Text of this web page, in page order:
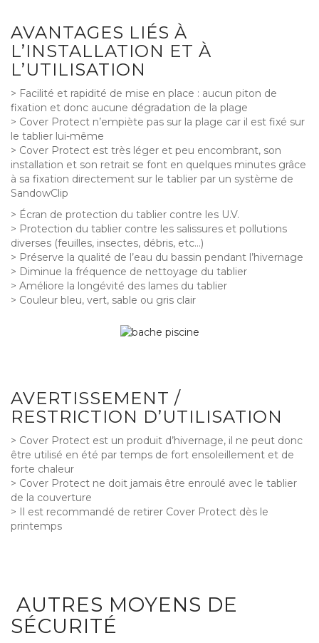
AVANTAGES LIÉS À
L’INSTALLATION ET À
L’UTILISATION
> Facilité et rapidité de mise en place : aucun piton de
fixation et donc aucune dégradation de la plage
> Cover Protect n’empiète pas sur la plage car il est fixé sur
le tablier lui-même
> Cover Protect est très léger et peu encombrant, son
installation et son retrait se font en quelques minutes grâce
à sa fixation directement sur le tablier par un système de
SandowClip
> Écran de protection du tablier contre les U.V.
> Protection du tablier contre les salissures et pollutions
diverses (feuilles, insectes, débris, etc…)
> Préserve la qualité de l’eau du bassin pendant l’hivernage
> Diminue la fréquence de nettoyage du tablier
> Améliore la longévité des lames du tablier
> Couleur bleu, vert, sable ou gris clair
AVERTISSEMENT /
RESTRICTION D’UTILISATION
> Cover Protect est un produit d’hivernage, il ne peut donc
être utilisé en été par temps de fort ensoleillement et de
forte chaleur
> Cover Protect ne doit jamais être enroulé avec le tablier
de la couverture
> Il est recommandé de retirer Cover Protect dès le
printemps
AUTRES MOYENS DE
SÉCURITÉ